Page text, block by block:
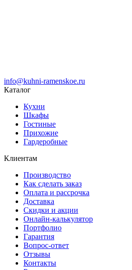
info@kuhni-ramenskoe.ru
Каталог
Кухни
Шкафы
Гостиные
Прихожие
Гардеробные
Клиентам
Производство
Как сделать заказ
Оплата и рассрочка
Доставка
Скидки и акции
Онлайн-калькулятор
Портфолио
Гарантия
Вопрос-ответ
Отзывы
Контакты